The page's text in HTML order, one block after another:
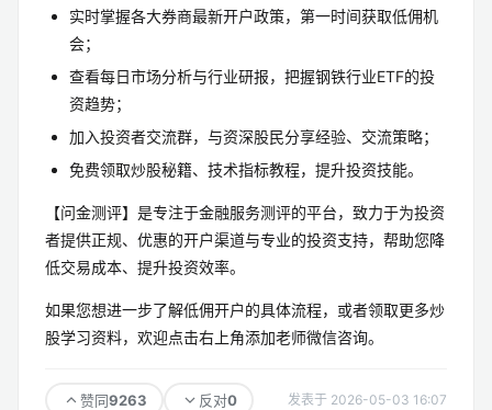
实时掌握各大券商最新开户政策，第一时间获取低佣机
会；
查看每日市场分析与行业研报，把握钢铁行业ETF的投
资趋势；
加入投资者交流群，与资深股民分享经验、交流策略；
免费领取炒股秘籍、技术指标教程，提升投资技能。
【问金测评】是专注于金融服务测评的平台，致力于为投资
者提供正规、优惠的开户渠道与专业的投资支持，帮助您降
低交易成本、提升投资效率。
如果您想进一步了解低佣开户的具体流程，或者领取更多炒
股学习资料，欢迎点击右上角添加老师微信咨询。
赞同9263 反对0 发表于 2026-05-03 16:07